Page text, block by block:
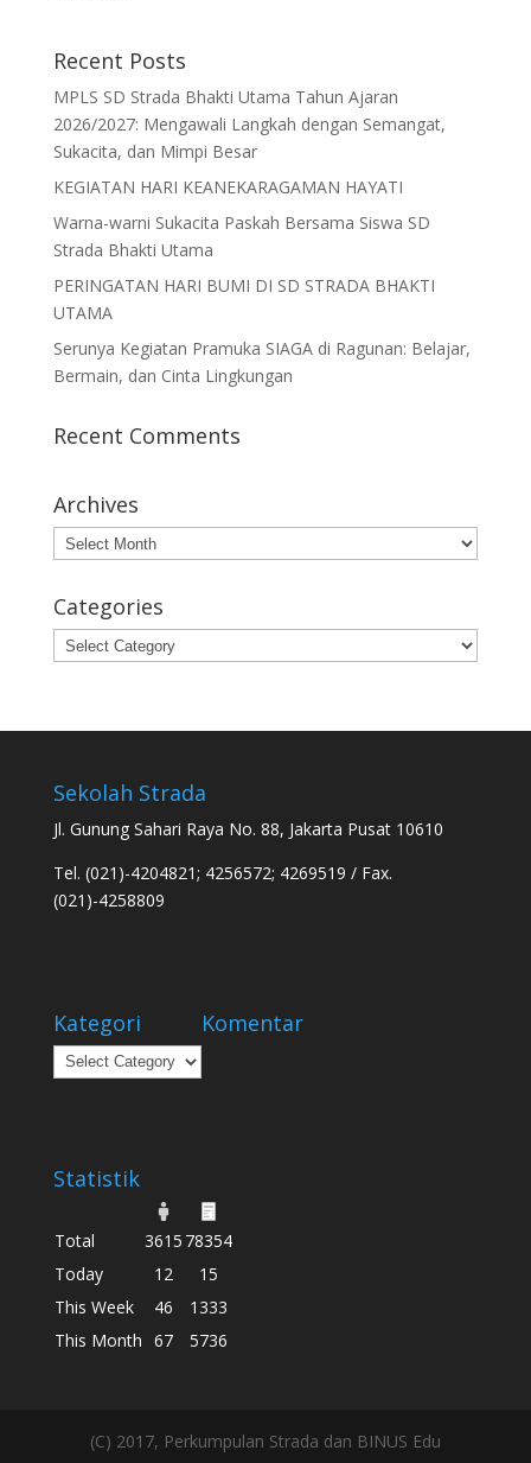
Recent Posts
MPLS SD Strada Bhakti Utama Tahun Ajaran
2026/2027: Mengawali Langkah dengan Semangat,
Sukacita, dan Mimpi Besar
KEGIATAN HARI KEANEKARAGAMAN HAYATI
Warna-warni Sukacita Paskah Bersama Siswa SD
Strada Bhakti Utama
PERINGATAN HARI BUMI DI SD STRADA BHAKTI
UTAMA
Serunya Kegiatan Pramuka SIAGA di Ragunan: Belajar,
Bermain, dan Cinta Lingkungan
Recent Comments
Archives
Archives
Categories
Categories
Sekolah Strada
Jl. Gunung Sahari Raya No. 88, Jakarta Pusat 10610
Tel. (021)-4204821; 4256572; 4269519 / Fax.
(021)-4258809
Kategori
Kategori
Komentar
Statistik
Total 3615 78354
Today
12
15
This Week
46
1333
This Month 67 5736
(C) 2017, Perkumpulan Strada dan BINUS Edu